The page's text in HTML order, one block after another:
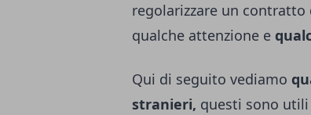
regolarizzare un
qualche attenzione e
Qui di seguito vediamo
stranieri, questi sono